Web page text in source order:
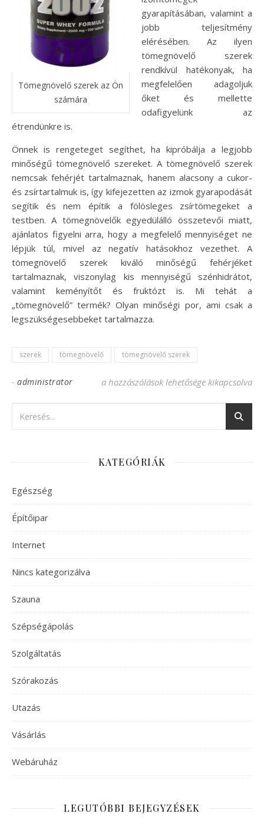
Tömegnövelő szerek az Ön
számára
gyarapításában, valamint a
jobb teljesítmény
elérésében. Az ilyen
tömegnövelő szerek
rendkívül hatékonyak, ha
megfelelően adagoljuk
őket és mellette
odafigyelünk az
étrendünkre is.
Önnek is rengeteget segíthet, ha kipróbálja a legjobb
minőségű tömegnövelő szereket. A tömegnövelő szerek
nemcsak fehérjét tartalmaznak, hanem alacsony a cukor-
és zsírtartalmuk is, így kifejezetten az izmok gyarapodását
segítik és nem építik a fölösleges zsírtömegeket a
testben. A tömegnövelők egyedülálló összetevői miatt,
ajánlatos figyelni arra, hogy a megfelelő mennyiséget ne
lépjük túl, mivel az negatív hatásokhoz vezethet. A
tömegnövelő szerek kiváló minőségű fehérjéket
tartalmaznak, viszonylag kis mennyiségű szénhidrátot,
valamint keményítőt és fruktózt is. Mi tehát a
„tömegnövelő” termék? Olyan minőségi por, ami csak a
legszükségesebbeket tartalmazza.
szerek tömegnövelő tömegnövelő szerek
- administrator A tömegnövelő szerek segítenek az
a hozzászólások lehetősége kikapcsolva
KATEGÓRIÁK
Egészség
Építőipar
Internet
Nincs kategorizálva
Szauna
Szépségápolás
Szolgáltatás
Szórakozás
Utazás
Vásárlás
Webáruház
LEGUTÓBBI BEJEGYZÉSEK